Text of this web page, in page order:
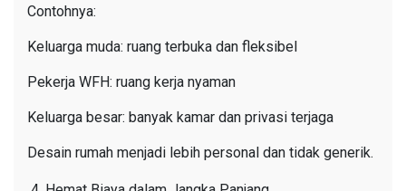
Contohnya:
Keluarga muda: ruang terbuka dan fleksibel
Pekerja WFH: ruang kerja nyaman
Keluarga besar: banyak kamar dan privasi terjaga
Desain rumah menjadi lebih personal dan tidak generik.